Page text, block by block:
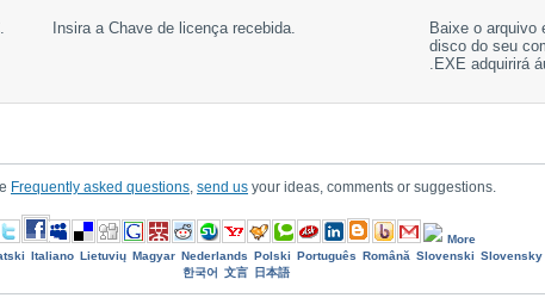
.
Insira a Chave de licença recebida.
Baixe o arquivo
disco do seu
.EXE adquirirá
Frequently asked questions send us your ideas, comments or suggestions.
More
Italiano Lietuvių Magyar Nederlands Polski Português Română Slovenski Slovensky
한국어
文言 日本語